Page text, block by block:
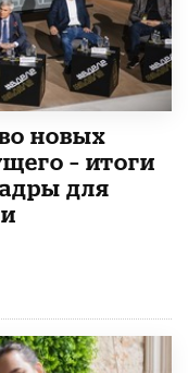
новых
– итоги
для